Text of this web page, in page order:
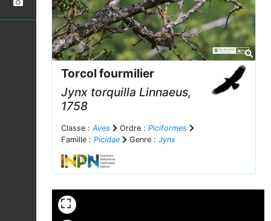
Torcol fourmilier
Jynx torquilla Linnaeus,
1758
Classe : Aves Ordre : Piciformes
Famille : Picidae Genre : Jynx